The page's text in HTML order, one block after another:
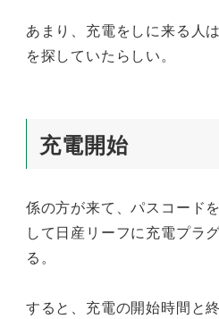
あまり、充電をしに来る人
を探していたらしい。
充電開始
係の方が来て、パスコード
して日産リーフに充電プラ
る。
すると、充電の開始時間と